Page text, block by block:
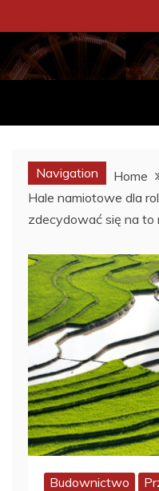
to
content
ENCYKLOPEDIA
CO WARTO W ŻYCIU
Navigation Home
Hale namiotowe dla
zdecydować się na to
Budownictwo